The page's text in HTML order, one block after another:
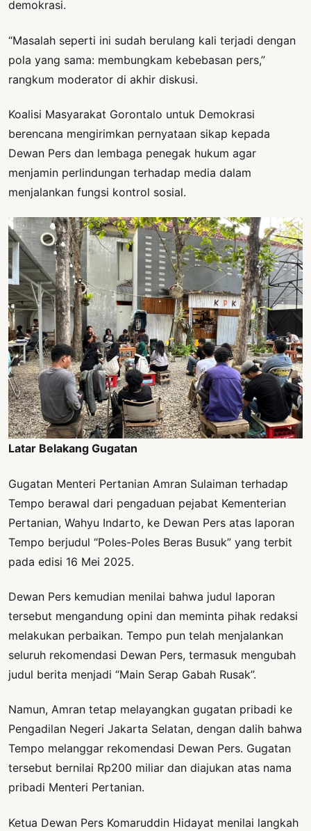
demokrasi.
“Masalah seperti ini sudah berulang kali terjadi dengan
pola yang sama: membungkam kebebasan pers,”
rangkum moderator di akhir diskusi.
Koalisi Masyarakat Gorontalo untuk Demokrasi
berencana mengirimkan pernyataan sikap kepada
Dewan Pers dan lembaga penegak hukum agar
menjamin perlindungan terhadap media dalam
menjalankan fungsi kontrol sosial.
Latar Belakang Gugatan
Gugatan Menteri Pertanian Amran Sulaiman terhadap
Tempo berawal dari pengaduan pejabat Kementerian
Pertanian, Wahyu Indarto, ke Dewan Pers atas laporan
Tempo berjudul “Poles-Poles Beras Busuk” yang terbit
pada edisi 16 Mei 2025.
Dewan Pers kemudian menilai bahwa judul laporan
tersebut mengandung opini dan meminta pihak redaksi
melakukan perbaikan. Tempo pun telah menjalankan
seluruh rekomendasi Dewan Pers, termasuk mengubah
judul berita menjadi “Main Serap Gabah Rusak”.
Namun, Amran tetap melayangkan gugatan pribadi ke
Pengadilan Negeri Jakarta Selatan, dengan dalih bahwa
Tempo melanggar rekomendasi Dewan Pers. Gugatan
tersebut bernilai Rp200 miliar dan diajukan atas nama
pribadi Menteri Pertanian.
Ketua Dewan Pers Komaruddin Hidayat menilai langkah